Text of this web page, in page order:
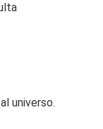
universo.